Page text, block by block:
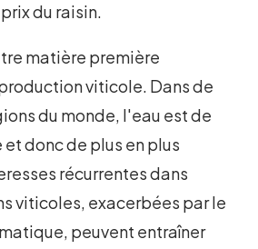
du raisin.
matière première
viticole. Dans de
du monde, l'eau est de
et donc de plus en plus
récurrentes dans
viticoles, exacerbées par le
peuvent entraîner